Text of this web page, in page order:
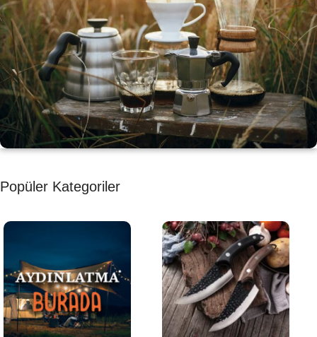
SATIŞ VE MONTAJ
Keşfet
KAHVE KEYFİ
Kahvemizi Denediniz mi ?
Keşfet
Popüler Kategoriler